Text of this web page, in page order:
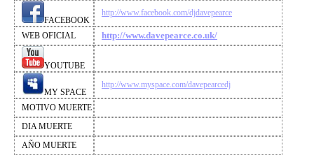
FACEBOOK
http://www.facebook.com/djdavepearce
WEB OFICIAL http://www.davepearce.co.uk/
YOUTUBE
MY SPACE
http://www.myspace.com/davepearcedj
MOTIVO MUERTE
DIA MUERTE
AÑO MUERTE